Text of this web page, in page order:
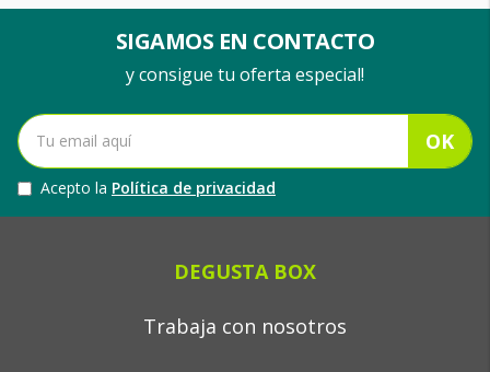
SIGAMOS EN CONTACTO
y consigue tu oferta especial!
OK
Acepto la Política de privacidad
DEGUSTA BOX
Trabaja con nosotros